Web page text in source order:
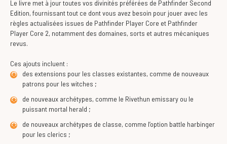
Le livre met à jour toutes vos divinités préférées de Pathfinder Second
Edition, fournissant tout ce dont vous avez besoin pour jouer avec les
règles actualisées issues de Pathfinder Player Core et Pathfinder
Player Core 2, notamment des domaines, sorts et autres mécaniques
revus.
Ces ajouts incluent :
des extensions pour les classes existantes, comme de nouveaux
patrons pour les witches ;
de nouveaux archétypes, comme le Rivethun emissary ou le
puissant mortal herald ;
de nouveaux archétypes de classe, comme l’option battle harbinger
pour les clerics ;